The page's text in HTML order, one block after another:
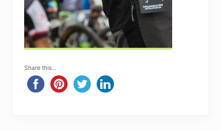
Share this...